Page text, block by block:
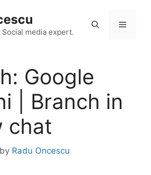
media expert.
Menu
Google
| Branch in
chat
by Radu Oncescu